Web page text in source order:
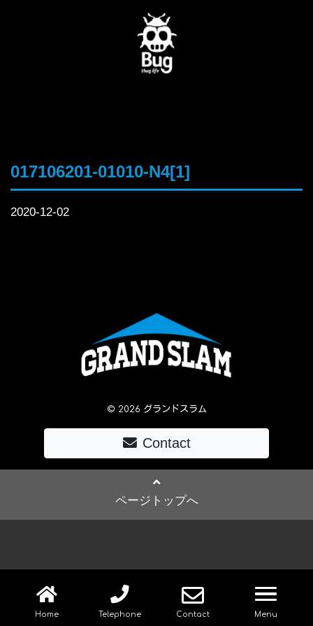
Home Telephone Contact Menu
017106201-01010-N4[1]
2020-12-02
© 2026 グランドスラム
Contact
ページトップへ